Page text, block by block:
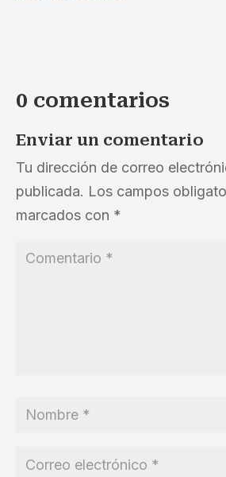
0 comentarios
Enviar un comentario
Tu dirección de correo
publicada. Los campos
marcados con *